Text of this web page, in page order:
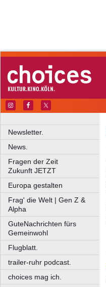
Newsletter.
News.
Fragen der Zeit
Zukunft JETZT
Europa gestalten
Frag' die Welt | Gen Z &
Alpha
GuteNachrichten fürs
Gemeinwohl
Flugblatt.
trailer-ruhr podcast.
choices mag ich.